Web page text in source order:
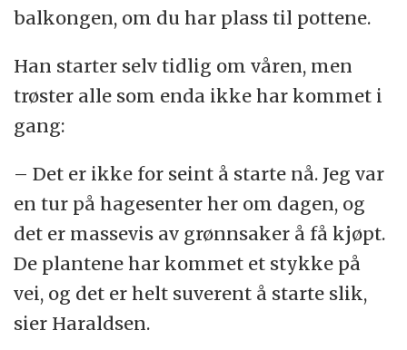
balkongen, om du har plass til pottene.
Han starter selv tidlig om våren, men
trøster alle som enda ikke har kommet i
gang:
– Det er ikke for seint å starte nå. Jeg var
en tur på hagesenter her om dagen, og
det er massevis av grønnsaker å få kjøpt.
De plantene har kommet et stykke på
vei, og det er helt suverent å starte slik,
sier Haraldsen.